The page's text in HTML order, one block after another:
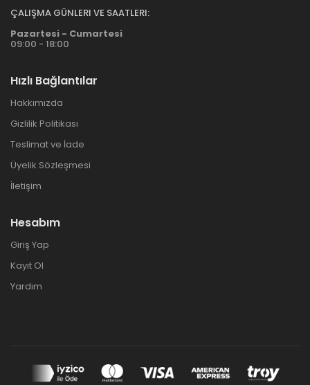
ÇALIŞMA GÜNLERI VE SAATLERI:
Pazartesi - Cumartesi
09:00 - 18:00
Hızlı Bağlantılar
Hakkımızda
Gizlilik Politikası
Teslimat ve İade
Üyelik Sözleşmesi
İletişim
Hesabım
Giriş Yap
Kayıt Ol
Yardım